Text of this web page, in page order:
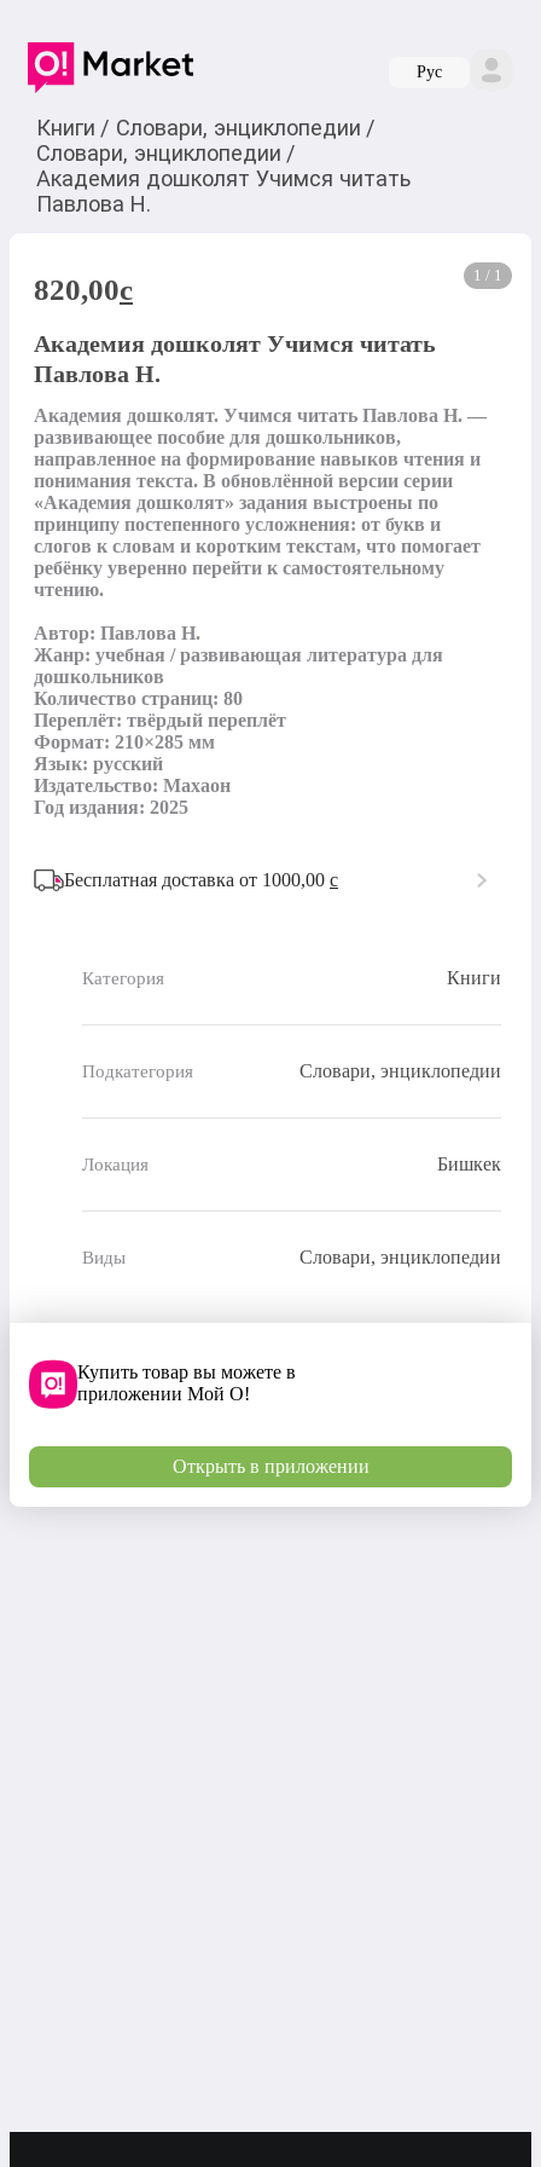
Руc
Книги / Словари, энциклопедии /
Словари, энциклопедии /
Академия дошколят Учимся читать
Павлова Н.
1 / 1
820,00c
Академия дошколят Учимся читать
Павлова Н.
Академия дошколят. Учимся читать Павлова Н. —
развивающее пособие для дошкольников,
направленное на формирование навыков чтения и
понимания текста. В обновлённой версии серии
«Академия дошколят» задания выстроены по
принципу постепенного усложнения: от букв и
слогов к словам и коротким текстам, что помогает
ребёнку уверенно перейти к самостоятельному
чтению.
Автор: Павлова Н.
Жанр: учебная / развивающая литература для
дошкольников
Количество страниц: 80
Переплёт: твёрдый переплёт
Формат: 210×285 мм
Язык: русский
Издательство: Махаон
Год издания: 2025
Бесплатная доставка от 1000,00 c
Категория Книги
Подкатегория Словари, энциклопедии
Локация Бишкек
Виды Словари, энциклопедии
Купить товар вы можете в
приложении Мой О!
Открыть в приложении